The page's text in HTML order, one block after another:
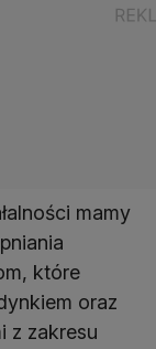
mamy
które
oraz
z zakresu